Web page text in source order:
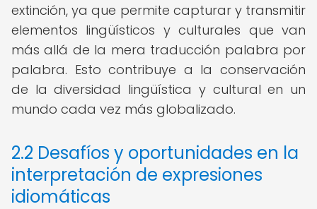
extinción, ya que permite capturar y transmitir
elementos lingüísticos y culturales que van
más allá de la mera traducción palabra por
palabra. Esto contribuye a la conservación
de la diversidad lingüística y cultural en un
mundo cada vez más globalizado.
2.2 Desafíos y oportunidades en la
interpretación de expresiones
idiomáticas